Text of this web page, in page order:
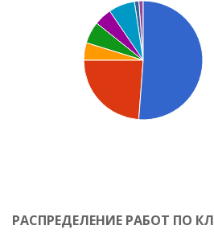
РАСПРЕДЕЛЕНИЕ РАБОТ ПО